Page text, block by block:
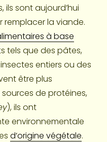
sont aujourd’hui
la viande.
à base
tels que des pâtes,
entiers ou des
être plus
de protéines,
), ils ont
environnementale
d’origine végétale